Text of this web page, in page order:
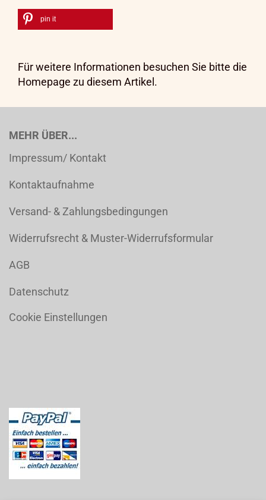
pin it
Für weitere Informationen besuchen Sie bitte die
Homepage zu diesem Artikel.
MEHR ÜBER...
Impressum/ Kontakt
Kontaktaufnahme
Versand- & Zahlungsbedingungen
Widerrufsrecht & Muster-Widerrufsformular
AGB
Datenschutz
Cookie Einstellungen